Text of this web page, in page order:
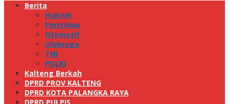
Berita
Hukrim
Peristiwa
Otomotif
Olahraga
TNI
POLRI
Kalteng Berkah
DPRD PROV KALTENG
DPRD KOTA PALANGKA RAYA